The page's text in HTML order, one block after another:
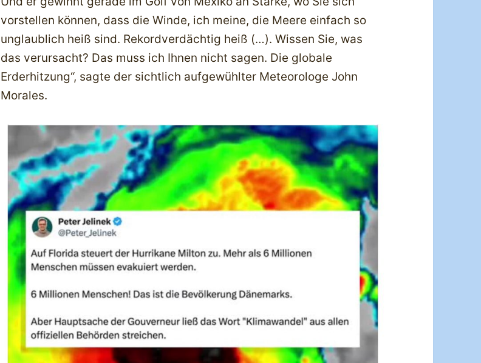
vorstellen können, dass die Winde, ich meine, die Meere einfach so
unglaublich heiß sind. Rekordverdächtig heiß (…). Wissen Sie, was
das verursacht? Das muss ich Ihnen nicht sagen. Die globale
Erderhitzung“, sagte der sichtlich aufgewühlter Meteorologe John
Morales.